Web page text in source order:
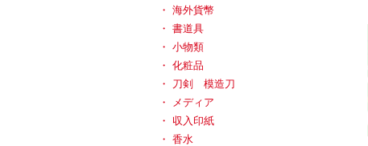
海外貨幣
書道具
小物類
化粧品
刀剣 模造刀
メディア
収入印紙
香水